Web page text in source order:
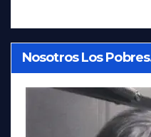
Nosotros Los